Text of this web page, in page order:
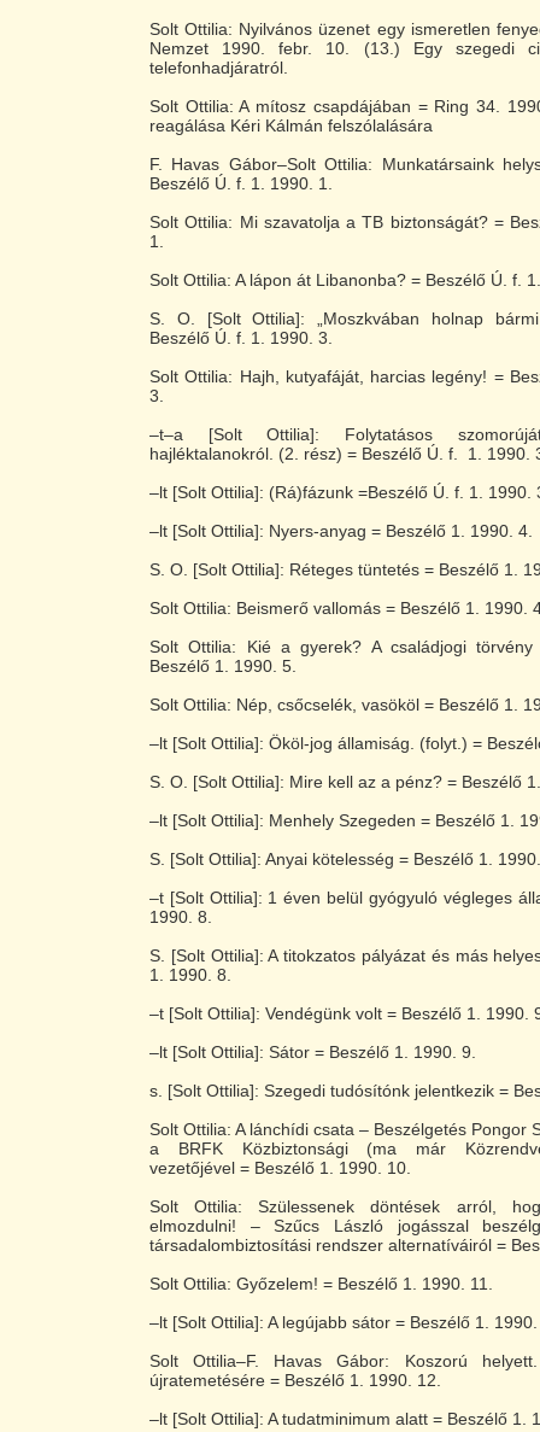
Solt Ottilia: Nyilvános üzenet egy ismeretlen
Nemzet 1990. febr. 10. (13.) Egy szegedi
telefonhadjáratról.
Solt Ottilia: A mítosz csapdájában = Ring 34.
reagálása Kéri Kálmán felszólalására
F. Havas Gábor–Solt Ottilia: Munkatársaink
Beszélő Ú. f. 1. 1990. 1.
Solt Ottilia: Mi szavatolja a TB biztonságát? =
1.
Solt Ottilia: A lápon át Libanonba? = Beszélő Ú. f.
S. O. [Solt Ottilia]: „Moszkvában holnap
Beszélő Ú. f. 1. 1990. 3.
Solt Ottilia: Hajh, kutyafáját, harcias legény! =
3.
–t–a [Solt Ottilia]: Folytatásos
hajléktalanokról. (2. rész) = Beszélő Ú. f. 1. 1990.
–lt [Solt Ottilia]: (Rá)fázunk =Beszélő Ú. f. 1. 1990.
–lt [Solt Ottilia]: Nyers-anyag = Beszélő 1. 1990. 4.
S. O. [Solt Ottilia]: Réteges tüntetés = Beszélő 1.
Solt Ottilia: Beismerő vallomás = Beszélő 1. 1990.
Solt Ottilia: Kié a gyerek? A családjogi törvény
Beszélő 1. 1990. 5.
Solt Ottilia: Nép, csőcselék, vasököl = Beszélő 1.
–lt [Solt Ottilia]: Ököl-jog államiság. (folyt.) =
S. O. [Solt Ottilia]: Mire kell az a pénz? = Beszélő
–lt [Solt Ottilia]: Menhely Szegeden = Beszélő 1.
S. [Solt Ottilia]: Anyai kötelesség = Beszélő 1.
–t [Solt Ottilia]: 1 éven belül gyógyuló végleges
1990. 8.
S. [Solt Ottilia]: A titokzatos pályázat és más
1. 1990. 8.
–t [Solt Ottilia]: Vendégünk volt = Beszélő 1. 1990.
–lt [Solt Ottilia]: Sátor = Beszélő 1. 1990. 9.
s. [Solt Ottilia]: Szegedi tudósítónk jelentkezik =
Solt Ottilia: A lánchídi csata – Beszélgetés Pongor
a BRFK Közbiztonsági (ma már
vezetőjével = Beszélő 1. 1990. 10.
Solt Ottilia: Szülessenek döntések arról,
elmozdulni! – Szűcs László jogásszal
társadalombiztosítási rendszer alternatíváiról =
Solt Ottilia: Győzelem! = Beszélő 1. 1990. 11.
–lt [Solt Ottilia]: A legújabb sátor = Beszélő 1.
Solt Ottilia–F. Havas Gábor: Koszorú
újratemetésére = Beszélő 1. 1990. 12.
–lt [Solt Ottilia]: A tudatminimum alatt = Beszélő 1.